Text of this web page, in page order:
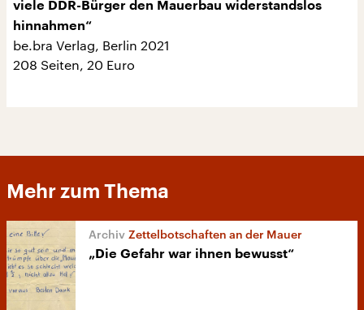
viele DDR-Bürger den Mauerbau widerstandslos
hinnahmen“
be.bra Verlag, Berlin 2021
208 Seiten, 20 Euro
Mehr zum Thema
Zettelbotschaften an der Mauer
„Die Gefahr war ihnen bewusst“